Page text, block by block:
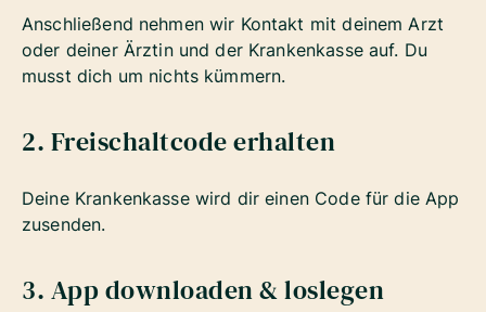
Anschließend nehmen wir Kontakt mit deinem Arzt
oder deiner Ärztin und der Krankenkasse auf. Du
musst dich um nichts kümmern.
2. Freischaltcode erhalten
Deine Krankenkasse wird dir einen Code für die App
zusenden.
3. App downloaden & loslegen